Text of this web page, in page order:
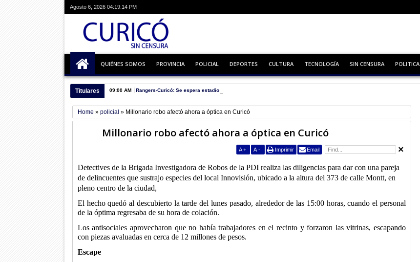
Agosto 6, 2026 04:19:15 PM
QUIÉNES SOMOS PROVINCIA POLICIAL DEPORTES CULTURA TECNOLOGÍA SIN CENSURA POLITICA
Titulares 09:00 AM Rangers-Curicó: Se espera estadio lleno
Home » policial » Millonario robo afectó ahora a óptica en Curicó
Millonario robo afectó ahora a óptica en Curicó
A + A - Imprimir Email
Detectives de la Brigada Investigadora de Robos de la PDI realiza las diligencias para dar con una pareja
de delincuentes que sustrajo especies del local Innovisión, ubicado a la altura del 373 de calle Montt, en
pleno centro de la ciudad,
El hecho quedó al descubierto la tarde del lunes pasado, alrededor de las 15:00 horas, cuando el personal
de la óptima regresaba de su hora de colación.
Los antisociales aprovecharon que no había trabajadores en el recinto y forzaron las vitrinas, escapando
con piezas avaluadas en cerca de 12 millones de pesos.
Escape